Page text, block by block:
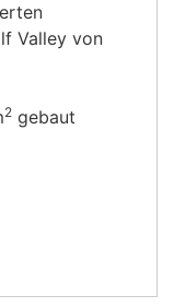
Valley von
2 gebaut